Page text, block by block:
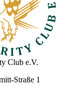
Club e.V.
Straße 1